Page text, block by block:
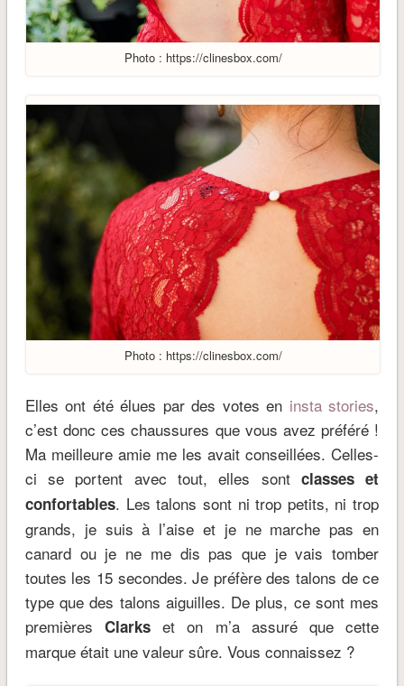
Photo : https://clinesbox.com/
Photo : https://clinesbox.com/
Elles ont été élues par des votes en insta stories,
c’est donc ces chaussures que vous avez préféré !
Ma meilleure amie me les avait conseillées. Celles-
ci se portent avec tout, elles sont classes et
confortables. Les talons sont ni trop petits, ni trop
grands, je suis à l’aise et je ne marche pas en
canard ou je ne me dis pas que je vais tomber
toutes les 15 secondes. Je préfère des talons de ce
type que des talons aiguilles. De plus, ce sont mes
premièresClarks et on m’a assuré que cette
marque était une valeur sûre. Vous connaissez ?